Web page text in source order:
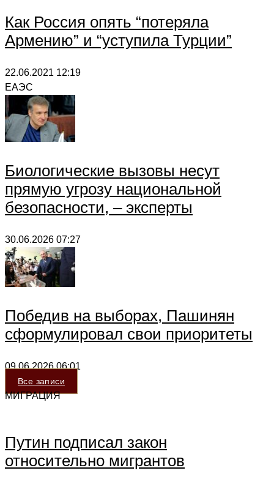
Как Россия опять “потеряла
Армению” и “уступила Турции”
22.06.2021 12:19
ЕАЭС
Биологические вызовы несут
прямую угрозу национальной
безопасности, – эксперты
30.06.2026 07:27
Победив на выборах, Пашинян
сформулировал свои приоритеты
09.06.202606:01
Все записи
МИГРАЦИЯ
Путин подписал закон
относительно мигрантов